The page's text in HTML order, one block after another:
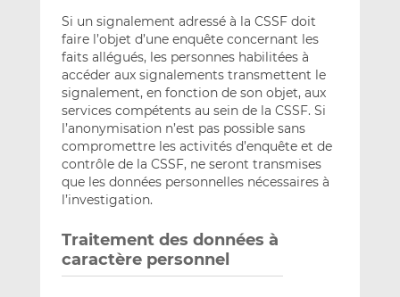
Si un signalement adressé à la CSSF doit
faire l’objet d’une enquête concernant les
faits allégués, les personnes habilitées à
accéder aux signalements transmettent le
signalement, en fonction de son objet, aux
services compétents au sein de la CSSF. Si
l’anonymisation n’est pas possible sans
compromettre les activités d’enquête et de
contrôle de la CSSF, ne seront transmises
que les données personnelles nécessaires à
l’investigation.
Traitement des données à
caractère personnel